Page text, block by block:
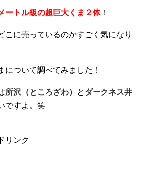
ートル級の超巨大くま２体 ！
こに売っているのかすごく気になり
について調べてみました！
所沢（ところざわ） と ダークネス井
ですよ。笑
リンク